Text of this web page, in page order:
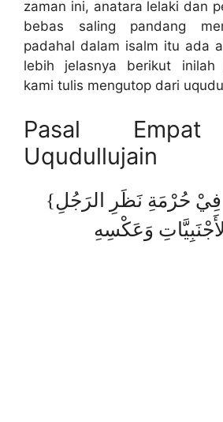
zaman ini, anatara lelaki dan
bebas saling pandang
padahal dalam isalm itu ada
lebih jelasnya berikut inilah
kami tulis mengutop dari
Pasal Empat
Uqudullujain
{الفَصْلُ الرَابِعُ فِيْ حُرْمَةِ نَظَرِ الرَجُلِ